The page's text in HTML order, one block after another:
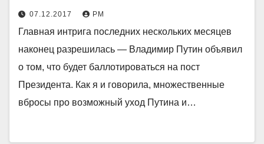
07.12.2017 РМ
Главная интрига последних нескольких месяцев
наконец разрешилась — Владимир Путин объявил
о том, что будет баллотироваться на пост
Президента. Как я и говорила, множественные
вбросы про возможный уход Путина и…